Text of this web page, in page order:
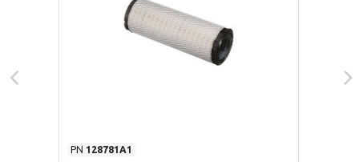
PN 128781A1